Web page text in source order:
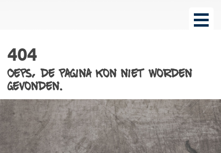
404
Oeps, de pagina kon niet worden
gevonden.